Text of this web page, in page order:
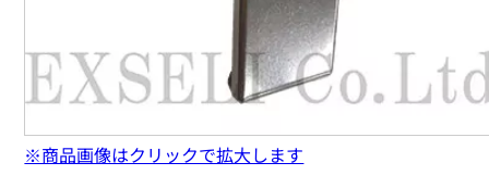
※商品画像はクリックで拡大します